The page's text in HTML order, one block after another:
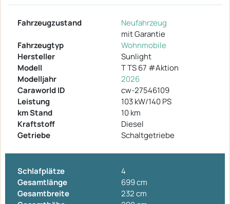
Fahrzeugzustand
Neufahrzeug
mit Garantie
Fahrzeugtyp
Wohnmobile
Hersteller
Sunlight
Modell
T TS 67 #Aktion
Modelljahr
2026
Caraworld ID
cw-27546109
Leistung
103 kW/140 PS
km Stand
10 km
Kraftstoff
Diesel
Getriebe
Schaltgetriebe
Schlafplätze
4
Gesamtlänge
699 cm
Gesamtbreite
232 cm